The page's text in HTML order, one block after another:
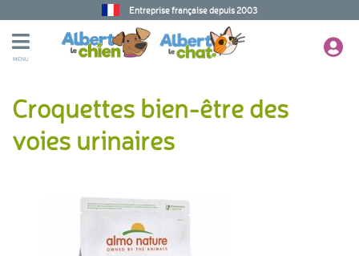
Entreprise française depuis 2003
MENU
Croquettes bien-être des
voies urinaires